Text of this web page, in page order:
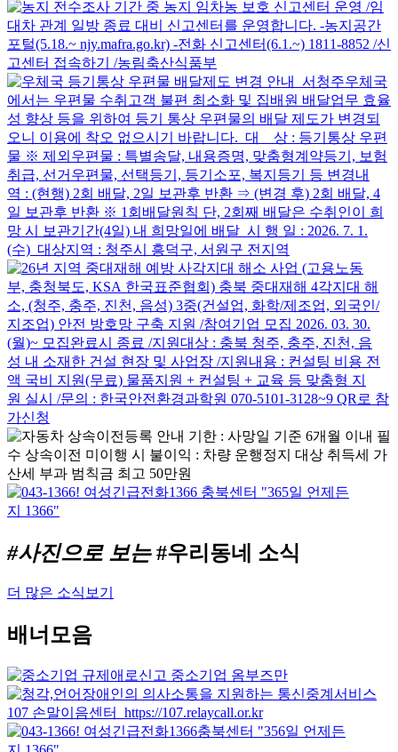
#사진으로 보는#우리동네 소식
더 많은 소식보기
배너모음